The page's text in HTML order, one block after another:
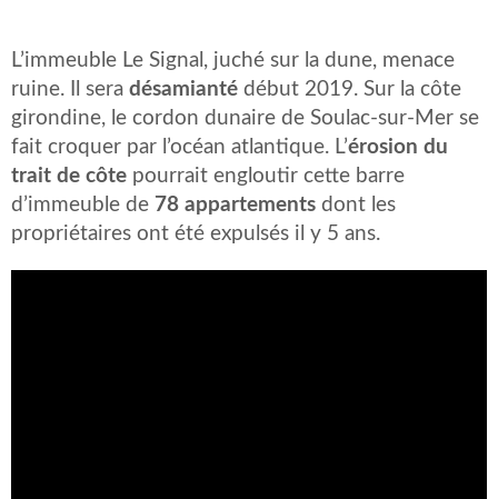
L’immeuble Le Signal, juché sur la dune, menace
ruine. Il sera désamianté début 2019. Sur la côte
girondine, le cordon dunaire de Soulac-sur-Mer se
fait croquer par l’océan atlantique. L’érosion du
trait de côte pourrait engloutir cette barre
d’immeuble de 78 appartements dont les
propriétaires ont été expulsés il y 5 ans.